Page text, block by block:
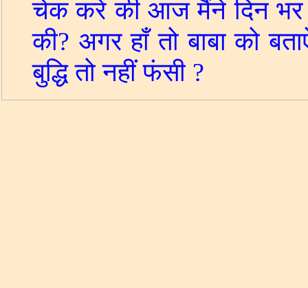
चेक करें की आज मैंने दिन भर में
की? अगर हाँ तो बाबा को
बुद्धि तो नहीं फंसी ?